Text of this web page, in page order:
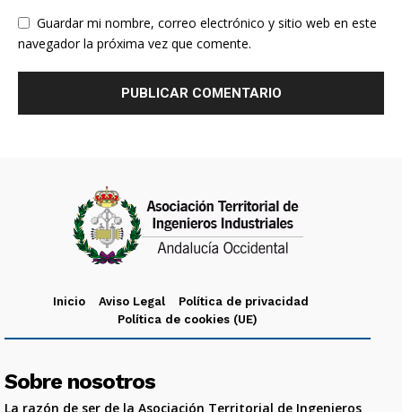
Guardar mi nombre, correo electrónico y sitio web en este
navegador la próxima vez que comente.
Inicio Aviso Legal
Política de privacidad
Política de cookies (UE)
Sobre nosotros
La razón de ser de la Asociación Territorial de Ingenieros